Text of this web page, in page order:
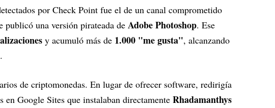
por Check Point fue el de un canal comprometido
publicó una versión pirateada de Adobe Photoshop. Ese
y acumuló más de 1.000 "me gusta", alcanzando
de criptomonedas. En lugar de ofrecer software, redirigía
en Google Sites que instalaban directamente Rhadamanthys